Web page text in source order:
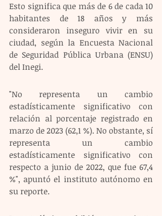
Esto significa que más de 6 de cada 10
habitantes de 18 años y más
consideraron inseguro vivir en su
ciudad, según la Encuesta Nacional
de Seguridad Pública Urbana (ENSU)
del Inegi.
"No representa un cambio
estadísticamente significativo con
relación al porcentaje registrado en
marzo de 2023 (62,1 %). No obstante, sí
representa un cambio
estadísticamente significativo con
respecto a junio de 2022, que fue 67,4
%", apuntó el instituto autónomo en
su reporte.